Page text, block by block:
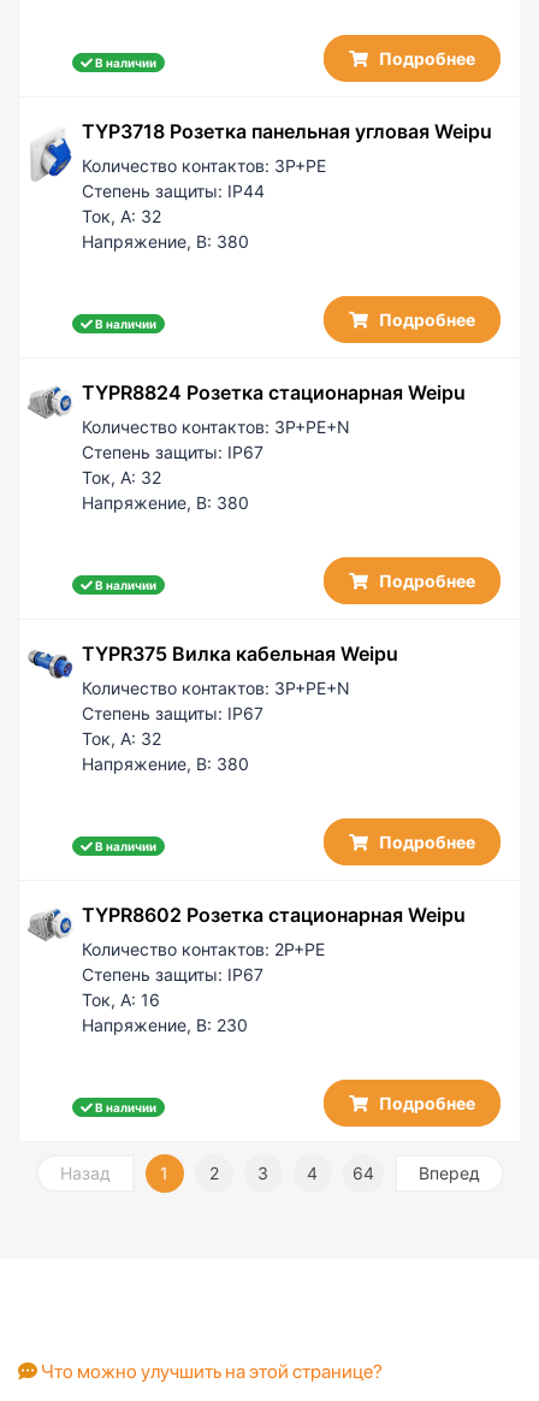
В наличии Подробнее
TYP3718 Розетка панельная угловая Weipu
Количество контактов: 3P+PE
Степень защиты: IP44
Ток, А: 32
Напряжение, В: 380
В наличии Подробнее
TYPR8824 Розетка стационарная Weipu
Количество контактов: 3P+PE+N
Степень защиты: IP67
Ток, А: 32
Напряжение, В: 380
В наличии Подробнее
TYPR375 Вилка кабельная Weipu
Количество контактов: 3P+PE+N
Степень защиты: IP67
Ток, А: 32
Напряжение, В: 380
В наличии Подробнее
TYPR8602 Розетка стационарная Weipu
Количество контактов: 2P+PE
Степень защиты: IP67
Ток, А: 16
Напряжение, В: 230
В наличии Подробнее
Назад 1 2 3 4 64 Вперед
Что можно улучшить на этой странице?